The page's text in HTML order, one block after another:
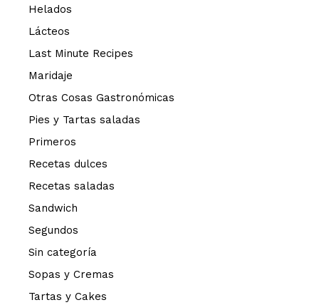
Helados
Lácteos
Last Minute Recipes
Maridaje
Otras Cosas Gastronómicas
Pies y Tartas saladas
Primeros
Recetas dulces
Recetas saladas
Sandwich
Segundos
Sin categoría
Sopas y Cremas
Tartas y Cakes